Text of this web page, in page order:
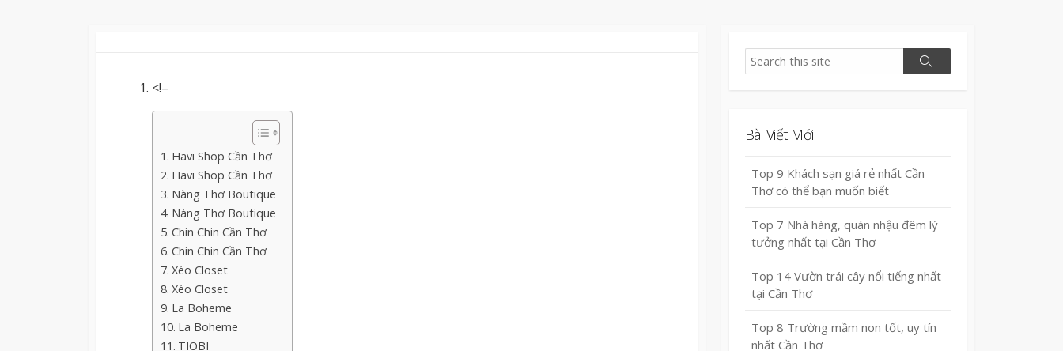
<!–
Havi Shop Cần Thơ
Havi Shop Cần Thơ
Nàng Thơ Boutique
Nàng Thơ Boutique
Chin Chin Cần Thơ
Chin Chin Cần Thơ
Xéo Closet
Xéo Closet
La Boheme
La Boheme
TIOBI
Search
Search
Bài Viết Mới
Top 9 Khách sạn giá rẻ nhất Cần
Thơ có thể bạn muốn biết
Top 7 Nhà hàng, quán nhậu đêm lý
tưởng nhất tại Cần Thơ
Top 14 Vườn trái cây nổi tiếng nhất
tại Cần Thơ
Top 8 Trường mầm non tốt, uy tín
nhất Cần Thơ